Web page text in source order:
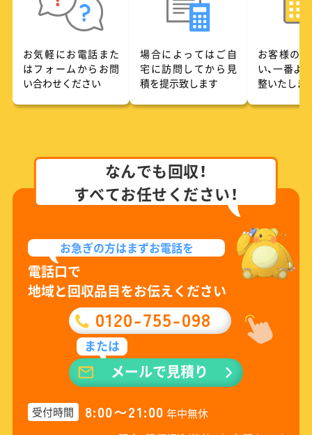
お気軽にお電話また
はフォームからお問
い合わせください
場合によってはご自
宅に訪問してから見
積を提示致します
お客様の
い、一番よ
整いたしま
なんでも回収！
すべてお任せください！
お急ぎの方はまずお電話を
電話口で
地域と回収品目をお伝えください
0120-755-098
または
メールで見積り
受付時間 8:00〜21:00 年中無休